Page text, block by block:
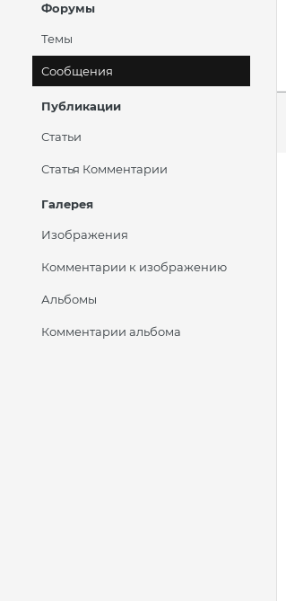
Форумы
Темы
Сообщения
Публикации
Статьи
Статья Комментарии
Галерея
Изображения
Комментарии к изображению
Альбомы
Комментарии альбома